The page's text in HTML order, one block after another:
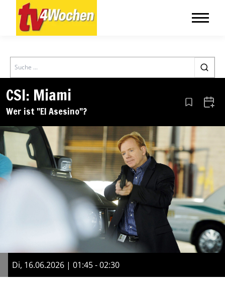
Search
CSI: Miami
Wer ist "El Asesino"? Aus den
Di, 16.06.2026 | 01:45 - 02:30